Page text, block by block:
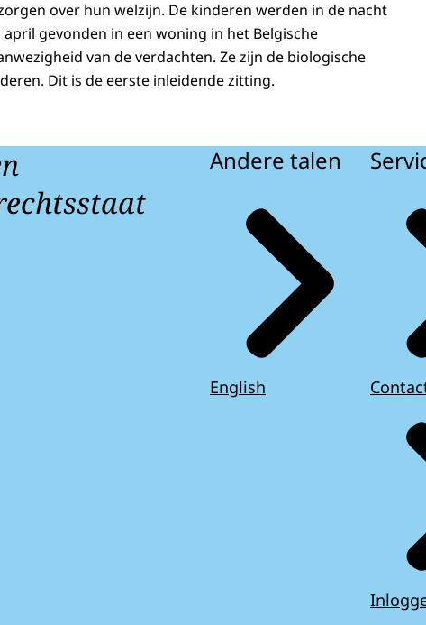
over hun welzijn. De kinderen werden in de nacht
gevonden in een woning in het Belgische
van de verdachten. Ze zijn de biologische
Dit is de eerste inleidende zitting.
Andere talen
English